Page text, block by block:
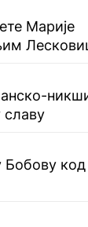
Марије
славу
Бобову код